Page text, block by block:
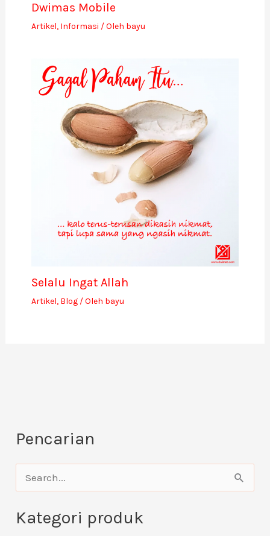
Dwimas Mobile
Artikel, Informasi / Oleh bayu
Selalu Ingat Allah
Artikel, Blog/ Oleh bayu
Pencarian
a
rKategori produk